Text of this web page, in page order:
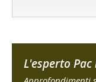
L'esperto